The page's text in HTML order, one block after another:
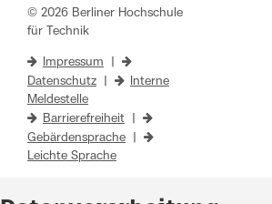
© 2026 Berliner Hochschule
für Technik
Impressum
Datenschutz
Interne
Meldestelle
Barrierefreiheit
Gebärdensprache
Leichte Sprache